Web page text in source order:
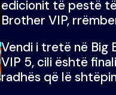
edicionit të pestë
Brother VIP,
mijë eurosh
Vendi i tretë në Big
VIP 5, cili është
radhës që lë